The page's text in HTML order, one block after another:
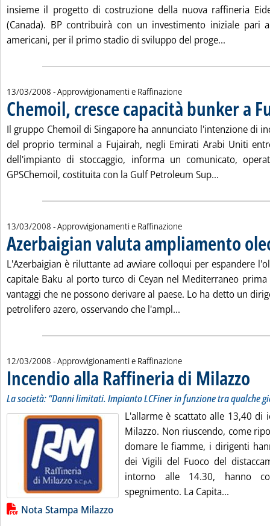
insieme il progetto di costruzione della nuova raffineria
(Canada). BP contribuirà con un investimento iniziale
americani, per il primo stadio di sviluppo del proge...
13/03/2008 - Approvvigionamenti e Raffinazione
Chemoil, cresce capacità bunker a
Il gruppo Chemoil di Singapore ha annunciato l'intenzione di
del proprio terminal a Fujairah, negli Emirati Arabi Uniti
dell'impianto di stoccaggio, informa un comunicato,
GPSChemoil, costituita con la Gulf Petroleum Sup...
13/03/2008 - Approvvigionamenti e Raffinazione
Azerbaigian valuta ampliamento
L'Azerbaigian è riluttante ad avviare colloqui per espandere
capitale Baku al porto turco di Ceyan nel Mediterraneo
vantaggi che ne possono derivare al paese. Lo ha detto un
petrolifero azero, osservando che l'ampl...
12/03/2008 - Approvvigionamenti e Raffinazione
Incendio alla Raffineria di Milazzo
La società: “Danni limitati. Impianto LCFiner in funzione tra qualche
L'allarme è scattato alle 13,40 di
Milazzo. Non riuscendo, come
domare le fiamme, i dirigenti
dei Vigili del Fuoco del
intorno alle 14.30, hanno
spegnimento. La Capita...
Lista allegati PDF alla notizia
Nota Stampa Milazzo